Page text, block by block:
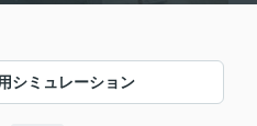
シミュレーション